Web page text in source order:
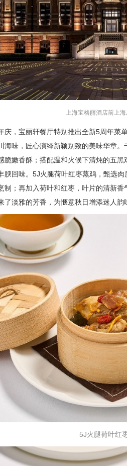
上海宝格丽酒店前上
庆，宝丽轩餐厅特别推出全新5周年菜
海味，匠心演绎新颖别致的美味华章
脆嫩香酥；搭配温和火候下清炖的五
腴回味。5J火腿荷叶红枣蒸鸡，甄选
制；再加入荷叶和红枣，叶片的清新香
了淡雅的芳香，为惬意秋日增添迷人韵
5J火腿荷叶红